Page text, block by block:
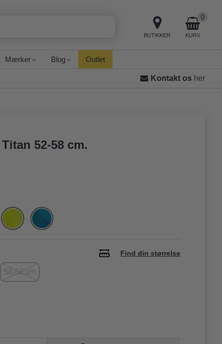
BUTIKKER KURV
0
Mærker Blog Outlet
Kontakt os her
52-58 cm.
Find din størrelse
58-62 cm